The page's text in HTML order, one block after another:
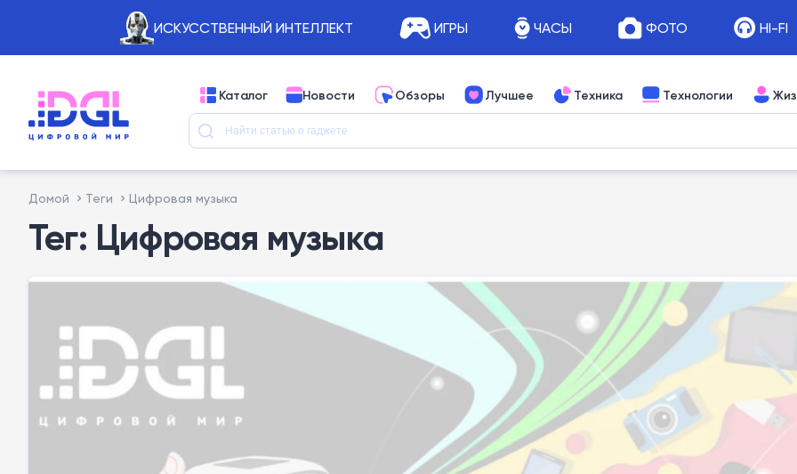
ИСКУССТВЕННЫЙ ИНТЕЛЛЕКТ ИГРЫ ЧАСЫ ФОТО HI-FI
Каталог Новости Обзоры Лучшее Техника Технологии
Домой Теги Цифровая музыка
Тег: Цифровая музыка